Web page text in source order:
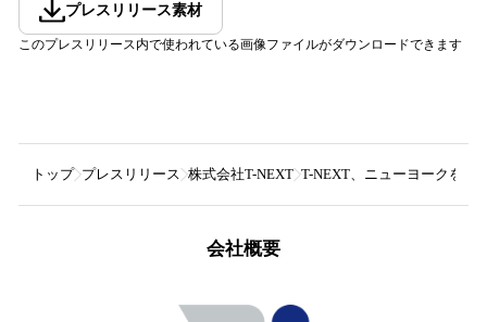
プレスリリース素材
このプレスリリース内で使われている画像ファイルがダウンロードできます
トップ プレスリリース 株式会社T-NEXT T-NEXT、ニューヨークを中
会社概要